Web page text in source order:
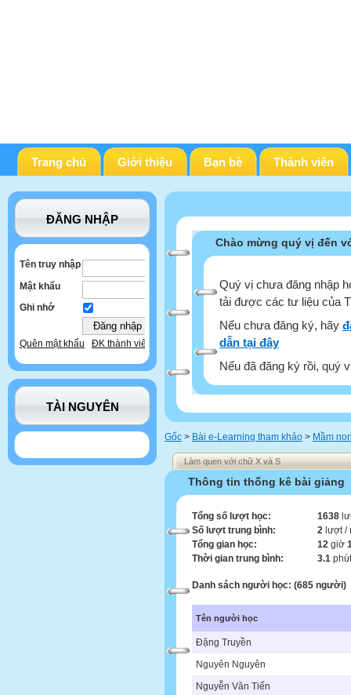
Trang chủ Giới thiệu Bạn bè Thành viên
ĐĂNG NHẬP
Tên truy nhập
Mật khẩu
Ghi nhớ
Quên mật khẩu ĐK thành viên
TÀI NGUYÊN
Chào mừng quý vị đến
Quý vị chưa đăng nhập
tải được các tư liệu của
Nếu chưa đăng ký, hãy
dẫn tại đây
Nếu đã đăng ký rồi, quý
Gốc > Bài e-Learning tham khảo > Mầm
Làm quen với chữ X và S
Thông tin thống kê bài giảng
Tổng số lượt học: 1638
Số lượt trung bình:
2 lượt /
Tổng gian học:
12 giờ
Thời gian trung bình:
3.1
Danh sách người học: (685 người)
Tên người học
Đặng Truyền
Nguyên Nguyên
Nguyễn Văn Tiến